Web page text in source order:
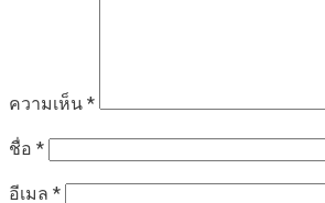
ความเห็น *
ชื่อ *
อีเมล *